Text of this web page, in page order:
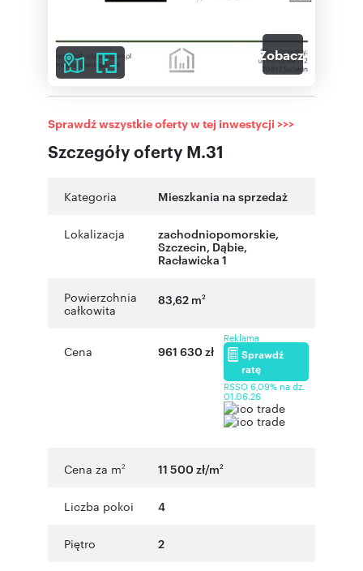
Zobacz galerię
Szczegóły oferty M.31
Sprawdź wszystkie oferty w tej inwestycji >>>
Kategoria Mieszkania na sprzedaż
Lokalizacja zachodniopomorskie,
Szczecin, Dąbie,
Racławicka 1
Powierzchnia
całkowita
83,62 m2
Cena 961 630 zł
Reklama
Sprawdź
ratę
RSSO 6,09% na dz.
01.06.26
Cena za m2 11 500 zł/m2
Liczba pokoi 4
Piętro 2